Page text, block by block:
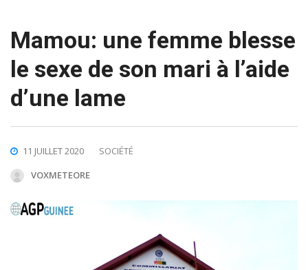
Mamou: une femme blesse
le sexe de son mari à l’aide
d’une lame
11 JUILLET 2020
SOCIÉTÉ
VOXMETEORE